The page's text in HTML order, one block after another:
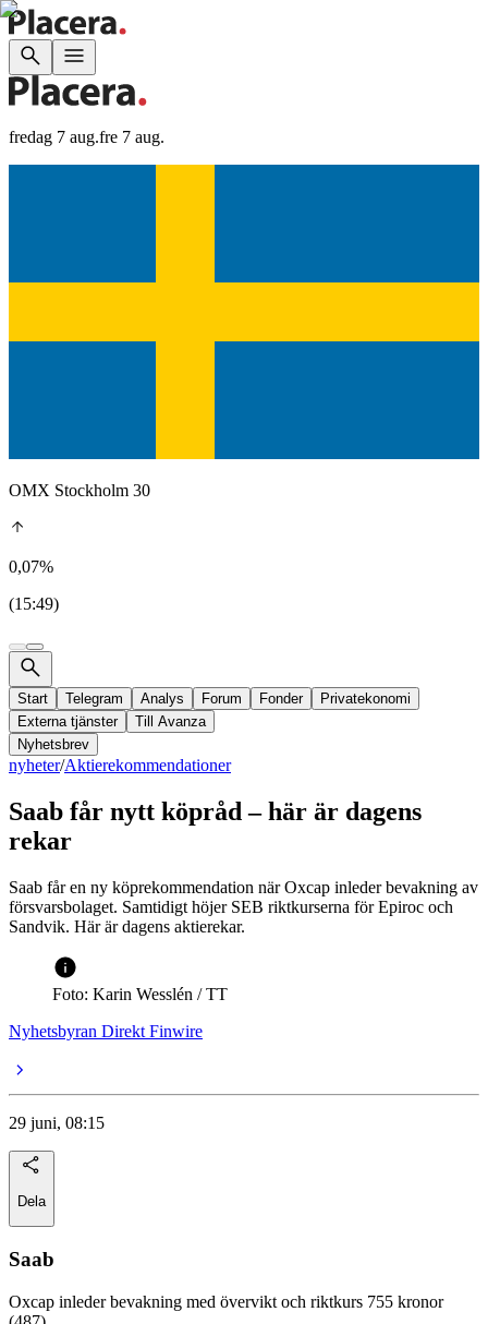
fredag 7 aug.fre 7 aug.
OMX Stockholm 30
0,07%
(15:49)
Start Telegram Analys Forum Fonder
Privatekonomi
Externa tjänster
Till Avanza
Nyhetsbrev
nyheter/Aktierekommendationer
Saab får nytt köpråd – här är dagens
rekar
Saab får en ny köprekommendation när Oxcap inleder bevakning av
försvarsbolaget. Samtidigt höjer SEB riktkurserna för Epiroc och
Sandvik. Här är dagens aktierekar.
Foto: Karin Wesslén / TT
Nyhetsbyran Direkt Finwire
29 juni, 08:15
Dela
Saab
Oxcap inleder bevakning med övervikt och riktkurs 755 kronor